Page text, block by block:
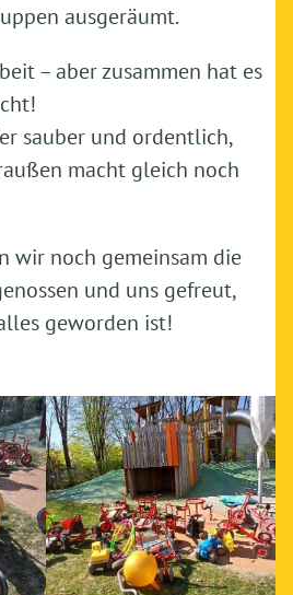
ausgeräumt.
– aber zusammen hat es
sauber und ordentlich,
macht gleich noch
wir noch gemeinsam die
und uns gefreut,
geworden ist!